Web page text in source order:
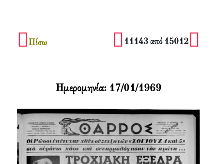
Πίσω 11143 από 15012
Ημερομηνία: 17/01/1969